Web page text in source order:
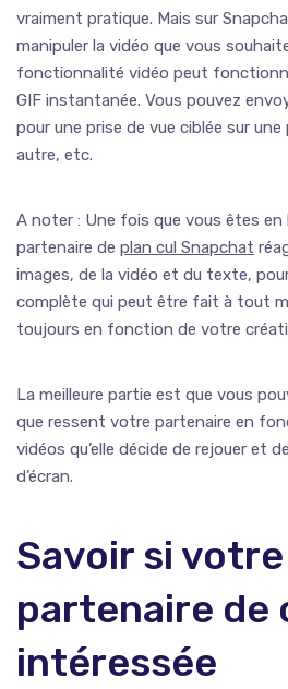
vraiment pratique. Mais sur
manipuler la vidéo que vous
fonctionnalité vidéo peut
GIF instantanée. Vous pouvez
pour une prise de vue ciblée sur
autre, etc.
A noter : Une fois que vous êtes
partenaire de plan cul Snapchat
images, de la vidéo et du texte,
complète qui peut être fait à tout
toujours en fonction de votre
La meilleure partie est que vous
que ressent votre partenaire en
vidéos qu’elle décide de rejouer et
d’écran.
Savoir si votre
partenaire de
intéressée